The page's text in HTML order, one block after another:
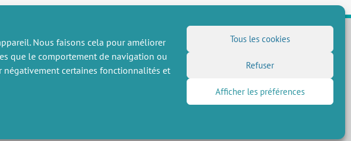
Nous faisons cela pour améliorer
que le comportement de navigation ou
négativement certaines fonctionnalités et
Tous les cookies
Refuser
Afficher les préférences
NOUS SUIVRE
Flux RSS
Réseaux sociaux